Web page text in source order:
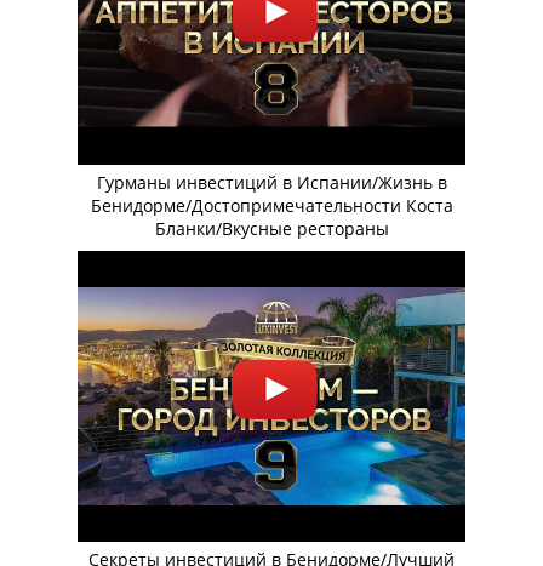
Гурманы инвестиций в Испании/Жизнь в
Бенидорме/Достопримечательности Коста
Бланки/Вкусные рестораны
Секреты инвестиций в Бенидорме/Лучший